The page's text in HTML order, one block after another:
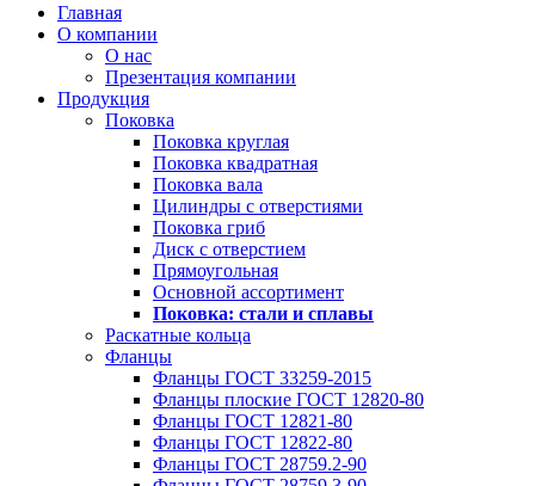
Главная
О компании
О нас
Презентация компании
Продукция
Поковка
Поковка круглая
Поковка квадратная
Поковка вала
Цилиндры с отверстиями
Поковка гриб
Диск с отверстием
Прямоугольная
Основной ассортимент
Поковка: cтали и сплавы
Раскатные кольца
Фланцы
Фланцы ГОСТ 33259-2015
Фланцы плоские ГОСТ 12820-80
Фланцы ГОСТ 12821-80
Фланцы ГОСТ 12822-80
Фланцы ГОСТ 28759.2-90